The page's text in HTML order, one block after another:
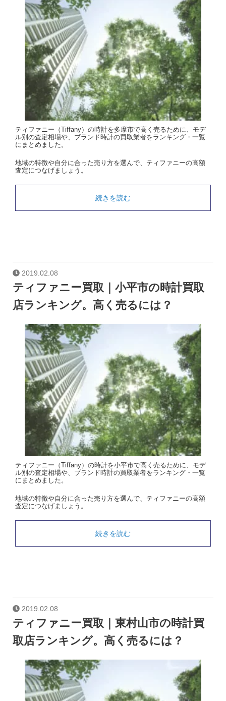
ティファニー（Tiffany）の時計を多摩市で高く売るために、モデ
ル別の査定相場や、ブランド時計の買取業者をランキング・一覧
にまとめました。
地域の特徴や自分に合った売り方を選んで、ティファニーの高額
査定につなげましょう。
続きを読む
2019.02.08
ティファニー買取｜小平市の時計買取
店ランキング。高く売るには？
ティファニー（Tiffany）の時計を小平市で高く売るために、モデ
ル別の査定相場や、ブランド時計の買取業者をランキング・一覧
にまとめました。
地域の特徴や自分に合った売り方を選んで、ティファニーの高額
査定につなげましょう。
続きを読む
2019.02.08
ティファニー買取｜東村山市の時計買
取店ランキング。高く売るには？